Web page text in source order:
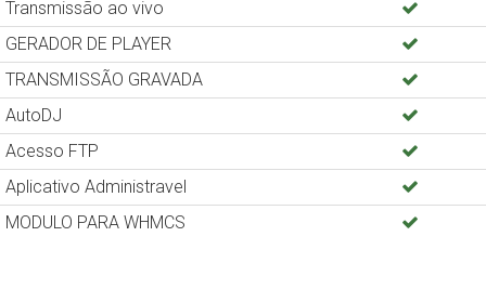
Transmissão ao vivo
GERADOR DE PLAYER
TRANSMISSÃO GRAVADA
AutoDJ
Acesso FTP
Aplicativo Administravel
MODULO PARA WHMCS